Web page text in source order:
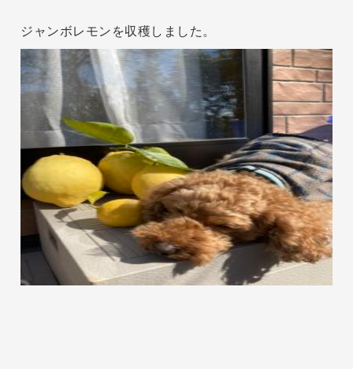
ジャンボレモンを収穫しました。